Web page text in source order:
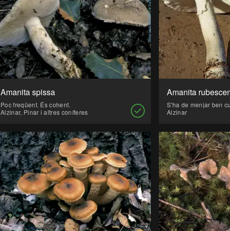
Amanita spissa
Poc freqüent. És cohent.
Alzinar, Pinar i altres coníferes
Amanita
Alzinar